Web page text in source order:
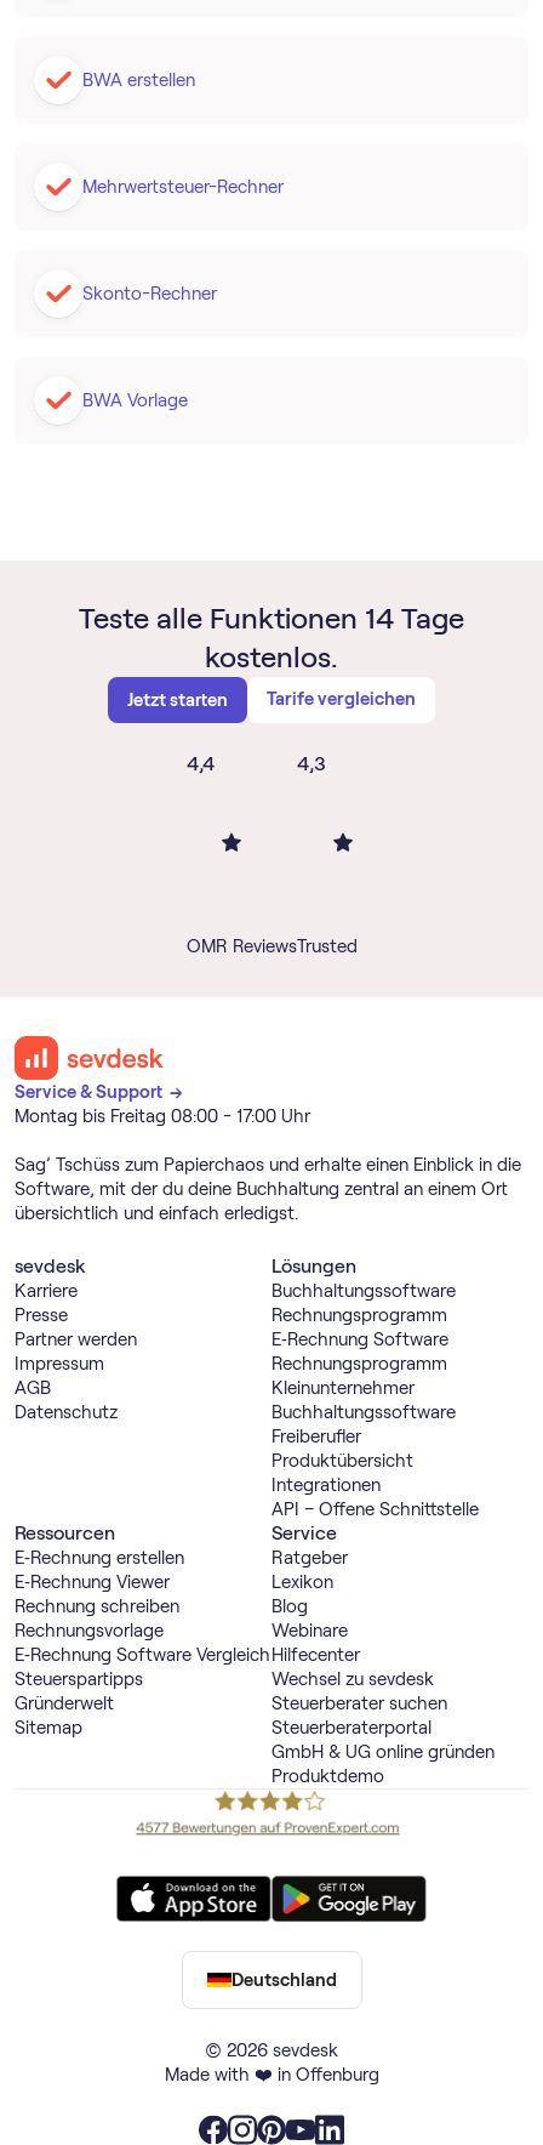
BWA erstellen
Mehrwertsteuer-Rechner
Skonto-Rechner
BWA Vorlage
Teste alle Funktionen 14 Tage
kostenlos.
Jetzt starten Tarife vergleichen
4,4
OMR Reviews
4,3
Trusted
Service & Support →
Montag bis Freitag 08:00 - 17:00 Uhr
Sag’ Tschüss zum Papierchaos und erhalte einen Einblick in die
Software, mit der du deine Buchhaltung zentral an einem Ort
übersichtlich und einfach erledigst.
sevdesk
Karriere
Presse
Partner werden
Impressum
AGB
Datenschutz
Lösungen
Buch­haltungs­software
Rechnungs­programm
E‑Rechnung Software
Rechnungs­programm
Kleinunternehmer
Buch­haltungs­software
Freiberufler
Produktübersicht
Integrationen
API – Offene Schnittstelle
Ressourcen
E‑Rechnung erstellen
E‑Rechnung Viewer
Rechnung schreiben
Rechnungsvorlage
E‑Rechnung Software Vergleich
Steuerspartipps
Gründerwelt
Sitemap
Service
Ratgeber
Lexikon
Blog
Webinare
Hilfecenter
Wechsel zu sevdesk
Steuerberater suchen
Steuerberaterportal
GmbH & UG online gründen
Produktdemo
© 2026 sevdesk
Made with ❤️ in Offenburg
Deutschland